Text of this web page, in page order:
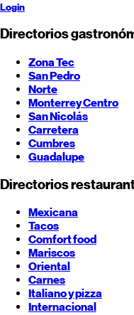
Login
Directorios
Zona Tec
San Pedro
Norte
MonterreyCentro
San Nicolás
Carretera
Cumbres
Guadalupe
Directorios
Mexicana
Tacos
Comfort food
Mariscos
Oriental
Carnes
Italiano y pizza
Internacional